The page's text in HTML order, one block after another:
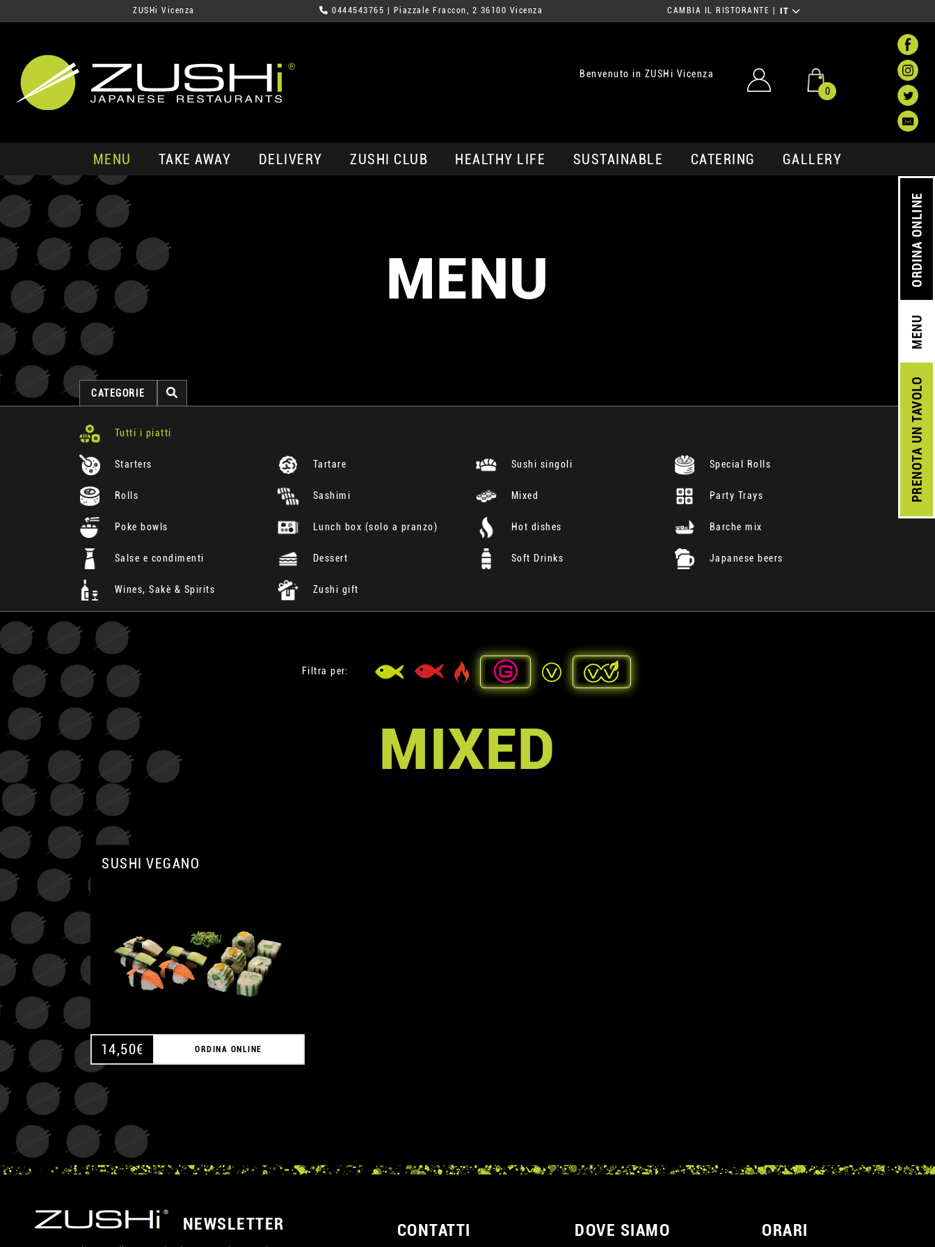
ZUSHi Vicenza 0444543765 | Piazzale Fraccon, 2 36100 Vicenza CAMBIA IL RISTORANTE IT
Benvenuto in ZUSHi Vicenza
0
MENU TAKE AWAY DELIVERY ZUSHI CLUB HEALTHY LIFE SUSTAINABLE CATERING GALLERY
PRENOTA
UN TAVOLO
MENU
ORDINA ONLINE
MENU
CATEGORIE
Tutti i piatti
Starters Tartare Sushi singoli Special Rolls
Rolls Sashimi Mixed Party Trays
Poke bowls Lunch box (solo a pranzo) Hot dishes Barche mix
Salse e condimenti Dessert Soft Drinks Japanese beers
Wines, Sakè & Spirits Zushi gift
Filtra per:
MIXED
SUSHI VEGANO
14,50€ ORDINA ONLINE
NEWSLETTER CONTATTI DOVE SIAMO ORARI